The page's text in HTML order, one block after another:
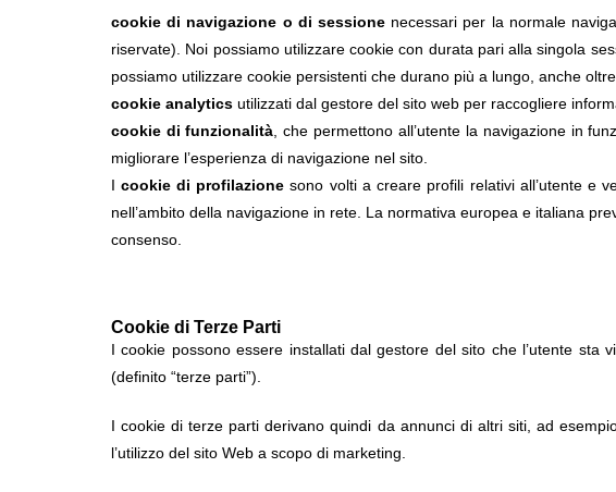
cookie di navigazione o di sessione necessari per la normale
riservate). Noi possiamo utilizzare cookie con durata pari alla singola
possiamo utilizzare cookie persistenti che durano più a lungo, anche
cookie analytics utilizzati dal gestore del sito web per raccogliere
cookie di funzionalità , che permettono all’utente la navigazione in
migliorare l’esperienza di navigazione nel sito.
I cookie di profilazione sono volti a creare profili relativi all’utente e
nell’ambito della navigazione in rete. La normativa europea e italiana
consenso.
Cookie di Terze Parti
I cookie possono essere installati dal gestore del sito che l’utente sta
(definito “terze parti”).
I cookie di terze parti derivano quindi da annunci di altri siti, ad
l’utilizzo del sito Web a scopo di marketing.